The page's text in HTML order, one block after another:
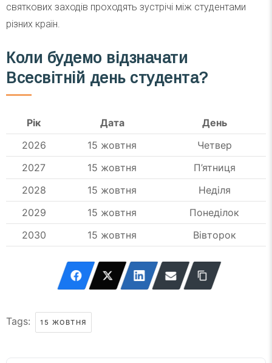
святкових заходів проходять зустрічі між студентами
різних країн.
Коли будемо відзначати
Всесвітній день студента?
Рік Дата
День
2026
15 жовтня
Четвер
2027
15 жовтня
П’ятниця
2028
15 жовтня
Неділя
2029
15 жовтня
Понеділок
2030
15 жовтня Вівторок
Tags: 15 ЖОВТНЯ